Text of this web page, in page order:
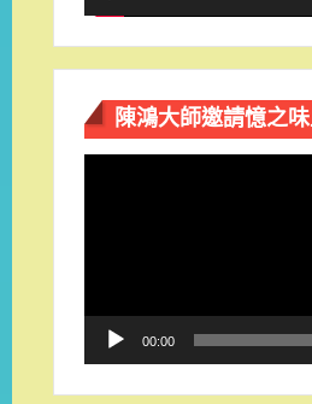
陳鴻大師邀請憶之
00:00